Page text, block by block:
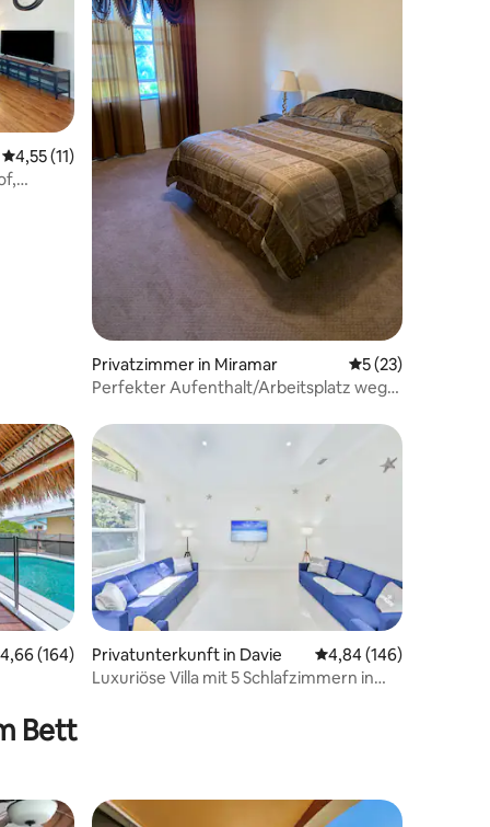
Bewertungen
Durchschnittliche Bewertung: 4,55 von 5, 11 Bewertungen
4,55 (11)
Privatzimmer in Miramar Durchschnittliche
5 (23)
Perfekter Aufenthalt/Arbeitsplatz weg
Bewertungen
Bewertung: 4,66 von 5, 164 Bewertungen
4,66 (164)
Privatunterkunft in Davie Durchschnittliche
4,84 (146)
Luxuriöse Villa mit 5 Schlafzimmern in
Bett